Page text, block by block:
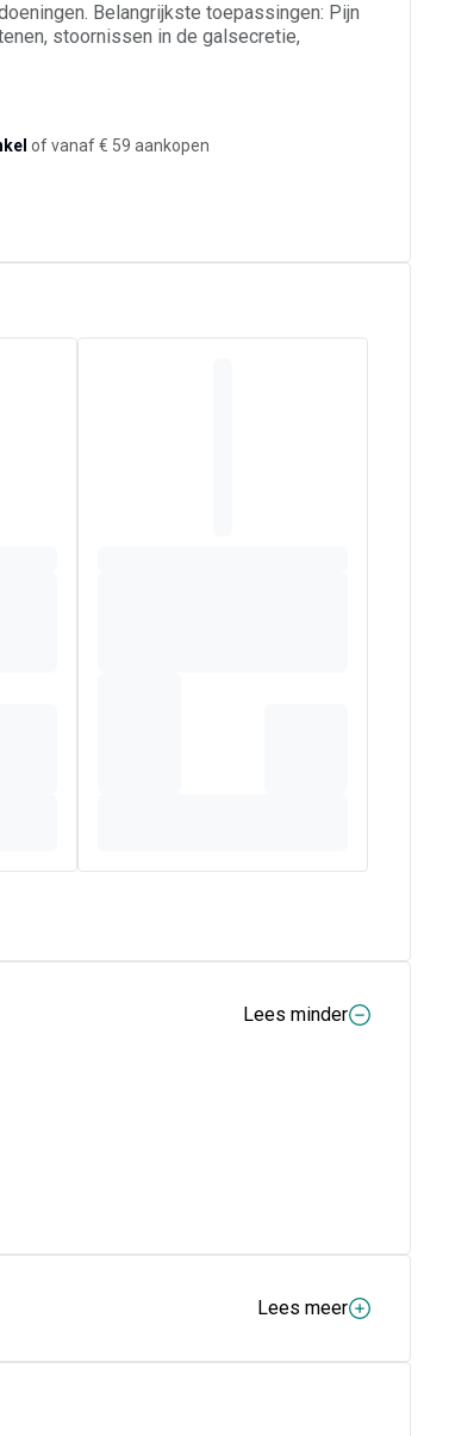
Belangrijkste toepassingen: Pijn
stoornissen in de galsecretie,
of vanaf € 59 aankopen
Lees minder
Lees meer
– Ethanolum, aqua purificata.